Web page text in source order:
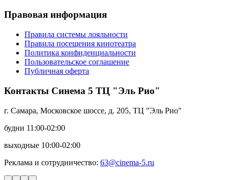
Правовая информация
Правила системы лояльности
Правила посещения кинотеатра
Политика конфиденциальности
Пользовательское соглашение
Публичная оферта
Контакты Синема 5 ТЦ "Эль Рио"
г. Самара, Московское шоссе, д. 205, ТЦ "Эль Рио"
будни 11:00-02:00
выходные 10:00-02:00
Реклама и сотрудничество: 63@cinema-5.ru